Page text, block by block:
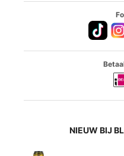
NIEUW BIJ